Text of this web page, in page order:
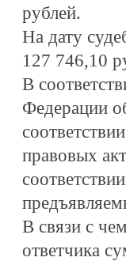
рублей.
На дату
127 746,10
В
Федерации
правовых
В связи с
ответчика